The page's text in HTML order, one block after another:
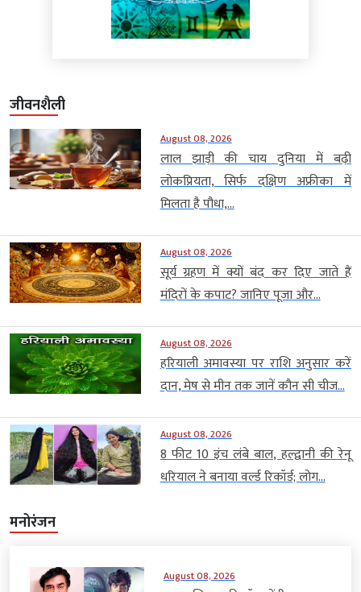
जीवनशैली
August 08, 2026
लाल झाड़ी की चाय दुनिया में बढ़ी
लोकप्रियता, सिर्फ दक्षिण अफ्रीका में
मिलता है पौधा,...
August 08, 2026
सूर्य ग्रहण में क्यों बंद कर दिए जाते हैं
मंदिरों के कपाट? जानिए पूजा और...
August 08, 2026
हरियाली अमावस्या पर राशि अनुसार करें
दान, मेष से मीन तक जानें कौन सी चीज...
August 08, 2026
8 फीट 10 इंच लंबे बाल, हल्द्वानी की रेनू
धरियाल ने बनाया वर्ल्ड रिकॉर्ड; लोग...
मनोरंजन
August 08, 2026